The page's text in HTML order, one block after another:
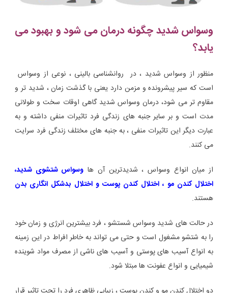
وسواس شدید چگونه درمان می شود و بهبود می
یابد؟
منظور از وسواس شدید ، در روانشناسی بالینی ، نوعی از وسواس
است که سیر پیشرونده و مزمن دارد یعنی با گذشت زمان ، شدید تر و
مقاوم تر می شود، درمان وسواس شدید گاهی اوقات سخت و طولانی
مدت است و بر سایر جنبه های زندگی فرد تاثیرات منفی داشته و به
عبارت دیگر این تاثیرات منفی ، به جنبه های مختلف زندگی فرد سرایت
می کنند.
از میان انواع وسواس ، شدیدترین آن ها وسواس شتشوی شدید،
اختلال کندن مو ، اختلال کندن پوست و اختلال بدشکل انگاری بدن
هستند.
در حالت های شدید وسواس شستشو ، فرد بیشترین انرژی و زمان خود
را به شتشو مشغول است و حتی می تواند به خاطر افراط در این زمینه
به انواع آسیب های پوستی و آسیب های ناشی از مصرف مواد شوینده
شیمیایی و انواع عفونت ها مبتلا شود.